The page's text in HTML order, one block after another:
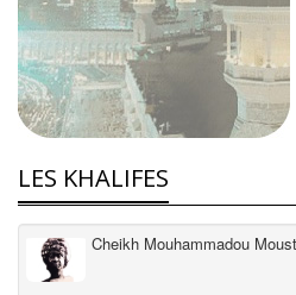
LES KHALIFES
Cheikh Mouhammadou